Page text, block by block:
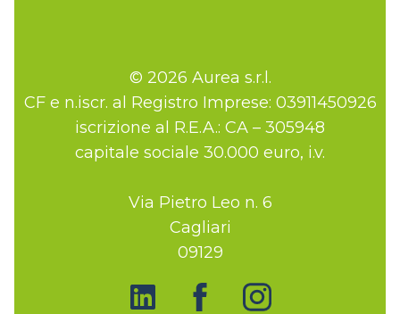
© 2026 Aurea s.r.l.
CF e n.iscr. al Registro Imprese: 03911450926
iscrizione al R.E.A.: CA – 305948
capitale sociale 30.000 euro, i.v.
Via Pietro Leo n. 6
Cagliari
09129